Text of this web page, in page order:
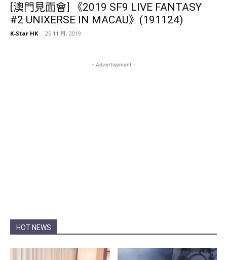
[澳門見面會] 《2019 SF9 LIVE FANTASY
#2 UNIXERSE IN MACAU》(191124)
K-Star HK - 25 11 月, 2019
- Advertisement -
HOT NEWS